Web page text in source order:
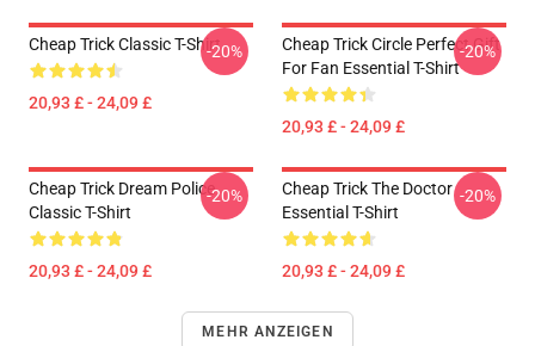
Cheap Trick Classic T-Shirt
20,93 £ - 24,09 £
-20%
Cheap Trick Circle Perfect Gift
For Fan Essential T-Shirt
20,93 £ - 24,09 £
-20%
Cheap Trick Dream Police
Classic T-Shirt
20,93 £ - 24,09 £
-20%
Cheap Trick The Doctor
Essential T-Shirt
20,93 £ - 24,09 £
-20%
MEHR ANZEIGEN